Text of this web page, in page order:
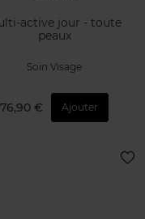
active jour - toute
peaux
Soin Visage
76,90 € Ajouter